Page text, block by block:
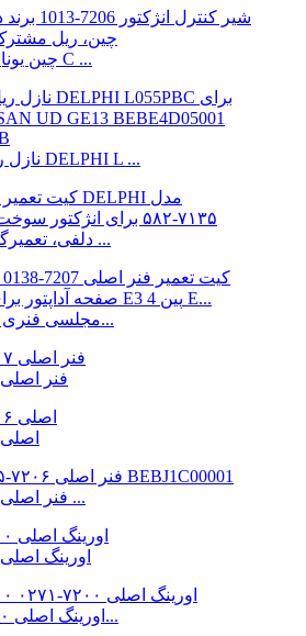
چین یونایتد دیزل برند C ...
نازل ریلی مشترک DELPHI L ...
دلفی، تعمیرگاه نو و اصلی ...
مجلسی فنری اورجینال ۷۲...
فنر اصلی ۷۲۰۷-۰۱۱۷
اصلی ۷۲۰۶-۰۹۰۹
فنر اصلی ۷۲۰۶-۰۹۰۵ ...
اورینگ اصلی ۷۲۰۰-۰۴۰۴
اورینگ اصلی ۷۲۰۰-۰۲۷۱ ۷...